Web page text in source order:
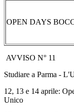
OPEN DAYS
AVVISO N° 11
Studiare a Parma -
12, 13 e 14 aprile:
Unico